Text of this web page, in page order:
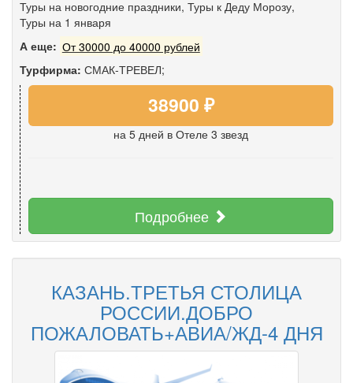
Туры на новогодние праздники, Туры к Деду Морозу,
Туры на 1 января
А еще: От 30000 до 40000 рублей
Турфирма: СМАК-ТРЕВЕЛ;
38900 ₽
на 5 дней в Отеле 3 звезд
Подробнее
КАЗАНЬ.ТРЕТЬЯ СТОЛИЦА
РОССИИ.ДОБРО
ПОЖАЛОВАТЬ+АВИА/ЖД-4 ДНЯ